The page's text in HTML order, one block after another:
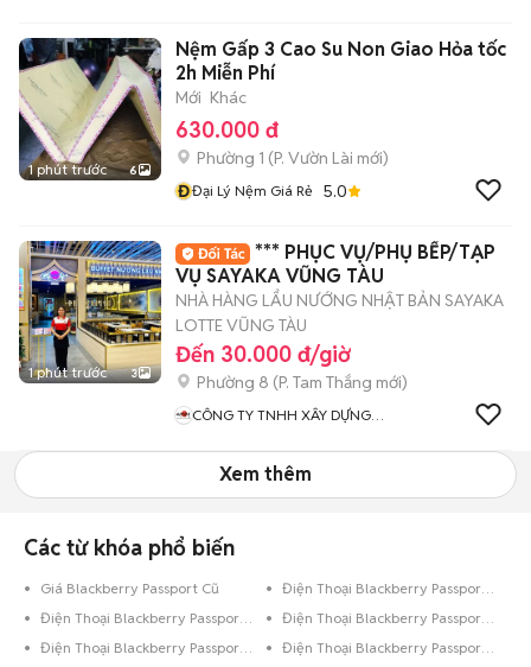
1 phút trước 6
Nệm Gấp 3 Cao Su Non Giao Hỏa tốc
2h Miễn Phí
Mới Khác
630.000 đ
Phường 1 (P. Vườn Lài mới)
ĐĐại Lý Nệm Giá Rẻ 5.0
1 phút trước 3
*** PHỤC VỤ/PHỤ BẾP/TẠP
VỤ SAYAKA VŨNG TÀU
NHÀ HÀNG LẨU NƯỚNG NHẬT BẢN SAYAKA
LOTTE VŨNG TÀU
Đến 30.000 đ/giờ
Phường 8 (P. Tam Thắng mới)
CÔNG TY TNHH XÂY DỰNG
Xem thêm
Các từ khóa phổ biến
Giá Blackberry Passport Cũ
Điện Thoại Blackberry Passport Vàng
Điện Thoại Blackberry Passport Trên 256GB Trắng
Điện Thoại Blackberry Passport Trên 256GB Bạc
Điện Thoại Blackberry Passport Dưới 8GB Đen
Điện Thoại Blackberry Passport Dưới 8GB Bạc